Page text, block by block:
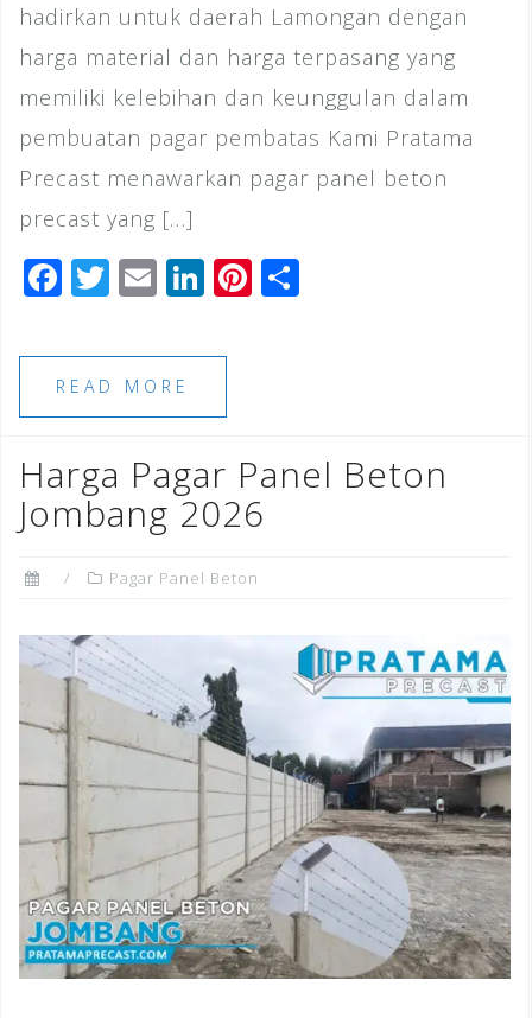
hadirkan untuk daerah Lamongan dengan
harga material dan harga terpasang yang
memiliki kelebihan dan keunggulan dalam
pembuatan pagar pembatas Kami Pratama
Precast menawarkan pagar panel beton
precast yang […]
F
c
e
b
o
o
k
T
tt
e
r
E
ai
l
Li
k
dI
n
Pi
st
READ MORE
Harga Pagar Panel Beton
Jombang 2026
Pagar Panel Beton